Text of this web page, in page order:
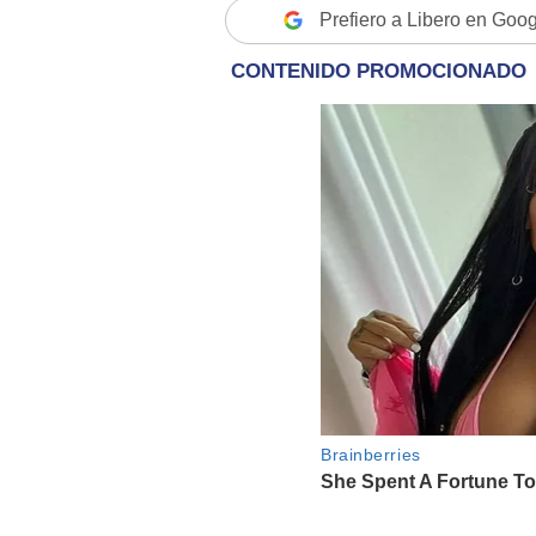
Prefiero a Libero en